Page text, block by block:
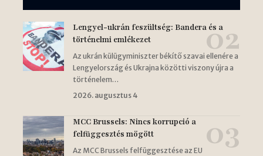
Lengyel-ukrán feszültség: Bandera és a
történelmi emlékezet
Az ukrán külügyminiszter békítő szavai ellenére a
Lengyelország és Ukrajna közötti viszony újra a
történelem…
2026. augusztus 4
MCC Brussels: Nincs korrupció a
felfüggesztés mögött
Az MCC Brussels felfüggesztése az EU